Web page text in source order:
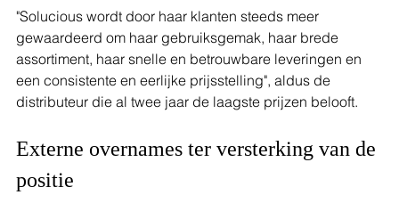
"Solucious wordt door haar klanten steeds meer
gewaardeerd om haar gebruiksgemak, haar brede
assortiment, haar snelle en betrouwbare leveringen en
een consistente en eerlijke prijsstelling", aldus de
distributeur die al twee jaar de laagste prijzen belooft.
Externe overnames ter versterking van de
positie